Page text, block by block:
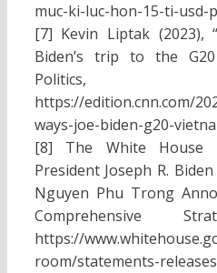
muc-ki-luc-hon-15-ti-usd-
[7] Kevin Liptak (2023),
Biden’s trip to the
Politics,
https://edition.cnn.com/
ways-joe-biden-g20-
[8] The White House
President Joseph R.
Nguyen Phu Trong
Comprehensive
https://
room/statements-